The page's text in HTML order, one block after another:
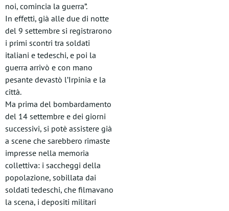
noi, comincia la guerra”.
In effetti, già alle due di notte
del 9 settembre si registrarono
i primi scontri tra soldati
italiani e tedeschi, e poi la
guerra arrivò e con mano
pesante devastò l’Irpinia e la
città.
Ma prima del bombardamento
del 14 settembre e dei giorni
successivi, si potè assistere già
a scene che sarebbero rimaste
impresse nella memoria
collettiva: i saccheggi della
popolazione, sobillata dai
soldati tedeschi, che filmavano
la scena, i depositi militari